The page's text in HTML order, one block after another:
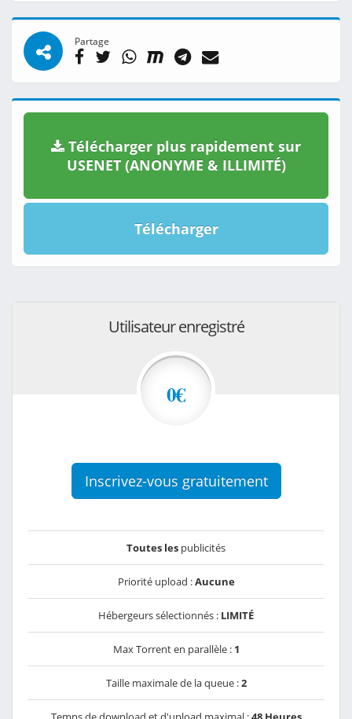
Partage
Télécharger plus rapidement sur
USENET (ANONYME & ILLIMITÉ)
Télécharger
Utilisateur enregistré
0€
Inscrivez-vous gratuitement
Toutes les publicités
Priorité upload :Aucune
Hébergeurs sélectionnés : LIMITÉ
Max Torrent en parallèle : 1
Taille maximale de la queue :2